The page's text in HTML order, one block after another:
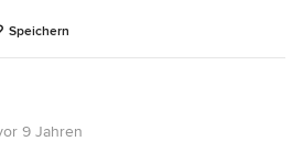
Speichern
9 Jahren